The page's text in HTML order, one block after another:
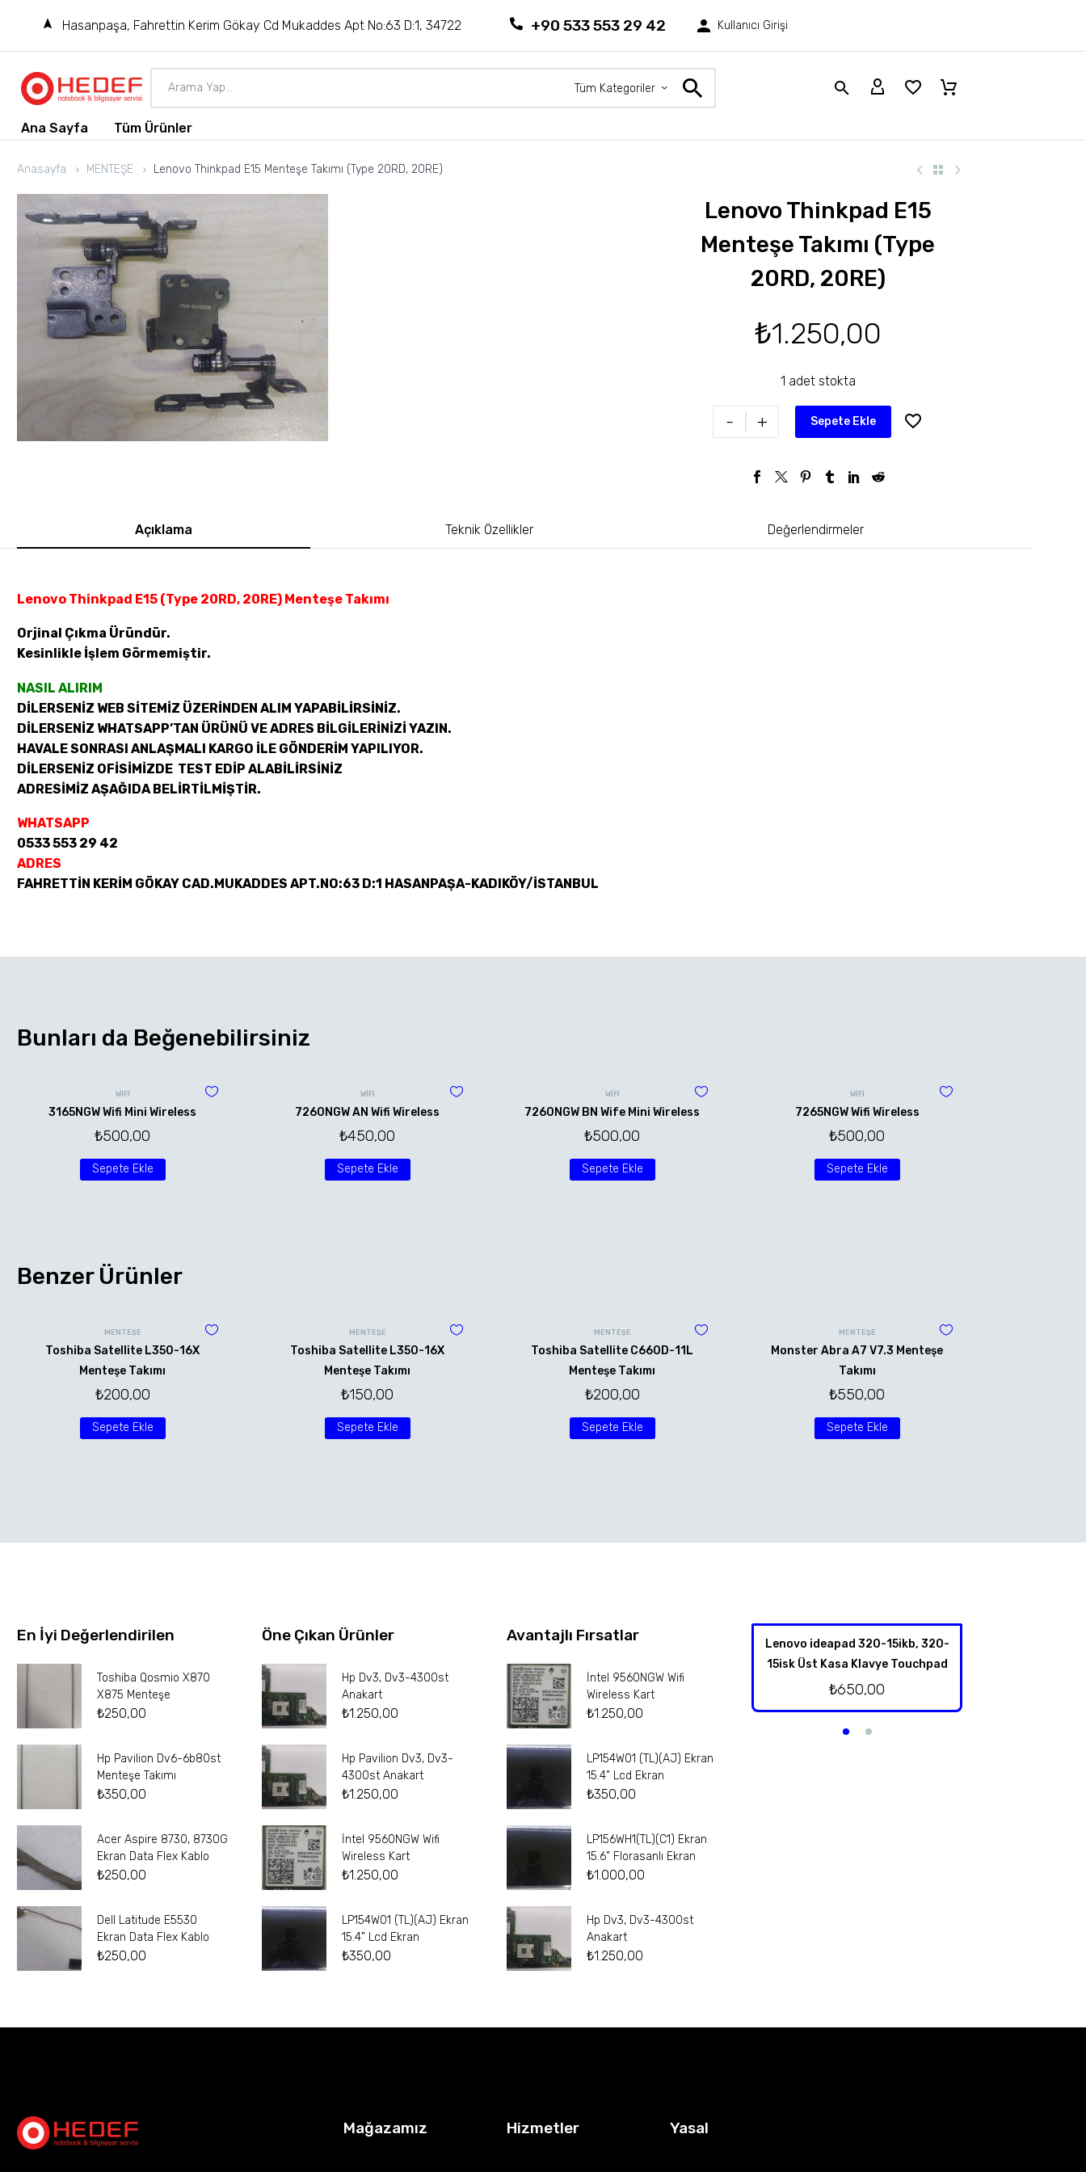
Hasanpaşa, Fahrettin Kerim Gökay Cd Mukaddes Apt No:63 D:1, 34722 +90 533 553 29 42 Kullanıcı Girişi
Tüm Kategoriler
Ana Sayfa Tüm Ürünler
Anasayfa MENTEŞE Lenovo Thinkpad E15 Menteşe Takımı (Type 20RD, 20RE)
Lenovo Thinkpad E15
Menteşe Takımı (Type
20RD, 20RE)
₺1.250,00
1 adet stokta
- + Sepete Ekle
Açıklama Teknik Özellikler Değerlendirmeler
Lenovo Thinkpad E15 (Type 20RD, 20RE) Menteşe Takımı
Orjinal Çıkma Üründür.
Kesinlikle İşlem Görmemiştir.
NASIL ALIRIM
DİLERSENİZ WEB SİTEMİZ ÜZERİNDEN ALIM YAPABİLİRSİNİZ.
DİLERSENİZ WHATSAPP’TAN ÜRÜNÜ VE ADRES BİLGİLERİNİZİ YAZIN.
HAVALE SONRASI ANLAŞMALI KARGO İLE GÖNDERİM YAPILIYOR.
DİLERSENİZ OFİSİMİZDE TEST EDİP ALABİLİRSİNİZ
ADRESİMİZ AŞAĞIDA BELİRTİLMİŞTİR.
WHATSAPP
0533 553 29 42
ADRES
FAHRETTİN KERİM GÖKAY CAD.MUKADDES APT.NO:63 D:1 HASANPAŞA-KADIKÖY/İSTANBUL
Bunları da Beğenebilirsiniz
WİFİ
3165NGW Wifi Mini Wireless
₺500,00
Sepete Ekle
WİFİ
7260NGW AN Wifi Wireless
₺450,00
Sepete Ekle
WİFİ
7260NGW BN Wife Mini Wireless
₺500,00
Sepete Ekle
WİFİ
7265NGW Wifi Wireless
₺500,00
Sepete Ekle
Benzer Ürünler
MENTEŞE
Toshiba Satellite L350-16X
Menteşe Takımı
₺200,00
Sepete Ekle
MENTEŞE
Toshiba Satellite L350-16X
Menteşe Takımı
₺150,00
Sepete Ekle
MENTEŞE
Toshiba Satellite C660D-11L
Menteşe Takımı
₺200,00
Sepete Ekle
MENTEŞE
Monster Abra A7 V7.3 Menteşe
Takımı
₺550,00
Sepete Ekle
En İyi Değerlendirilen
Toshiba Qosmio X870
X875 Menteşe
₺250,00
Hp Pavilion Dv6-6b80st
Menteşe Takımı
₺350,00
Acer Aspire 8730, 8730G
Ekran Data Flex Kablo
₺250,00
Dell Latitude E5530
Ekran Data Flex Kablo
₺250,00
Öne Çıkan Ürünler
Hp Dv3, Dv3-4300st
Anakart
₺1.250,00
Hp Pavilion Dv3, Dv3-
4300st Anakart
₺1.250,00
İntel 9560NGW Wifi
Wireless Kart
₺1.250,00
LP154W01 (TL)(AJ) Ekran
15.4” Lcd Ekran
₺350,00
Avantajlı Fırsatlar
İntel 9560NGW Wifi
Wireless Kart
₺1.250,00
LP154W01 (TL)(AJ) Ekran
15.4” Lcd Ekran
₺350,00
LP156WH1(TL)(C1) Ekran
15.6” Florasanlı Ekran
₺1.000,00
Hp Dv3, Dv3-4300st
Anakart
₺1.250,00
Lenovo ideapad 320-15ikb, 320-
15isk Üst Kasa Klavye Touchpad
₺650,00
Mağazamız Hizmetler Yasal